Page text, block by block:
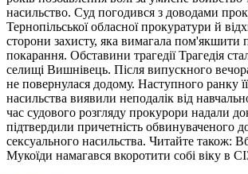
насильство. Суд погодився з доводами
Тернопільської обласної прокуратури й
сторони захисту, яка вимагала пом'якшити
покарання. Обставини трагедії Трагедія
селищі Вишнівець. Після випускного
не повернулася додому. Наступного ранку
насильства виявили неподалік від
час судового розгляду прокурори надали
підтвердили причетність обвинуваченого
сексуального насильства. Читайте також:
Мукоїди намагався вкоротити собі віку в